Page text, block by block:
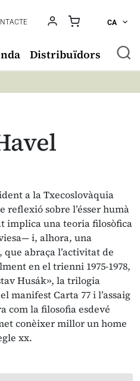
CA
Distribuïdors
a la Txecoslovàquia
reflexió sobre l’ésser humà
implica una teoria filosòfica
i, alhora, una
abraça l’activitat de
en el trienni 1975-1978,
Husák», la trilogia
manifest Carta 77 i l’assaig
com la filosofia esdevé
conèixer millor un home
xx.